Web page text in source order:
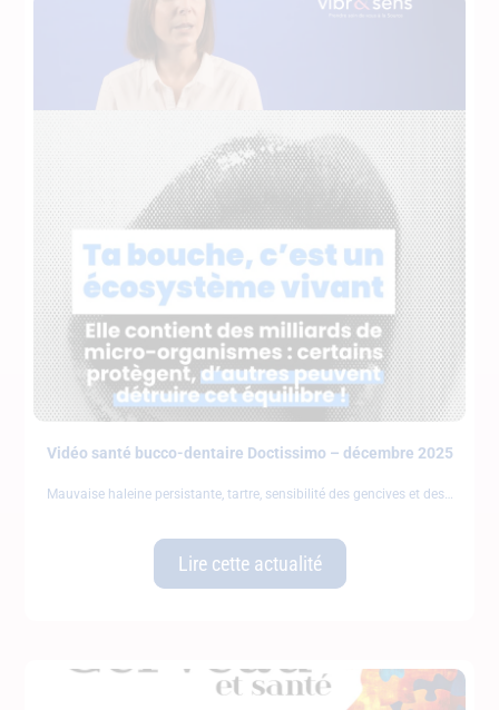
Vidéo santé bucco-dentaire Doctissimo – décembre 2025
Mauvaise haleine persistante, tartre, sensibilité des gencives et des
Lire cette actualité